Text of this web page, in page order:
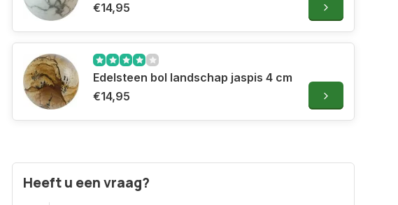
€14,95
Edelsteen bol landschap jaspis 4 cm
€14,95
Heeft u een vraag?